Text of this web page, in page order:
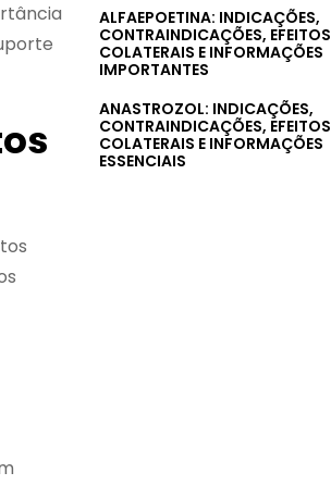
ALFAEPOETINA: INDICAÇÕES,
CONTRAINDICAÇÕES, EFEITOS
COLATERAIS E INFORMAÇÕES
IMPORTANTES
ANASTROZOL: INDICAÇÕES,
CONTRAINDICAÇÕES, EFEITOS
COLATERAIS E INFORMAÇÕES
ESSENCIAIS